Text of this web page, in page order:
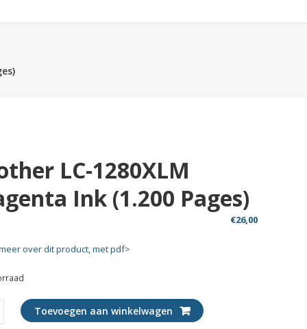
LC-1280XLM
Ink (1.200 Pages)
€26,00
over dit product, met pdf>
Toevoegen aan winkelwagen